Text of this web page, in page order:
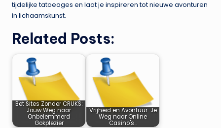
tijdelijke tatoeages en laat je inspireren tot nieuwe avonturen
in lichaamskunst.
Related Posts:
Bet Sites Zonder CRUKS:
Jouw Weg naar
Onbelemmerd
Gokplezier
Vrijheid en Avontuur: Je
Weg naar Online
Casino's…